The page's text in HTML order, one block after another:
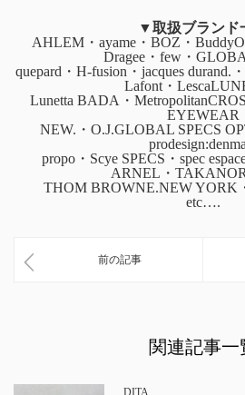
▼取扱ブランド
AHLEM・ayame・BOZ・
Dragee・few・
quepard・H-fusion・jacques durand.
Lafont・
Lunetta BADA・
EYEWEAR
NEW.・O.J.GLOBAL SPECS
propo・Scye SPECS・spec
ARNEL・
THOM BROWNE.NEW YORK
etc….
前の記事
関連記事一
DITA